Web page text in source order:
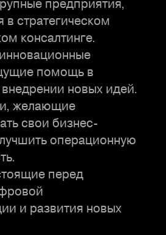
стратегическом
консалтинге.
помощь в
новых идей.
желающие
свои бизнес-
операционную
перед
и развития новых